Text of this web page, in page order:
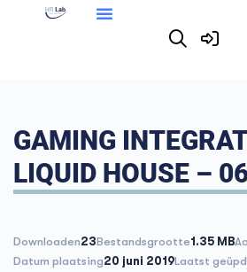
GAMING
LIQUID HOUSE –
Downloaden23Bestandsgrootte1.35 MB
Datum plaatsing20 juni 2019Laatst